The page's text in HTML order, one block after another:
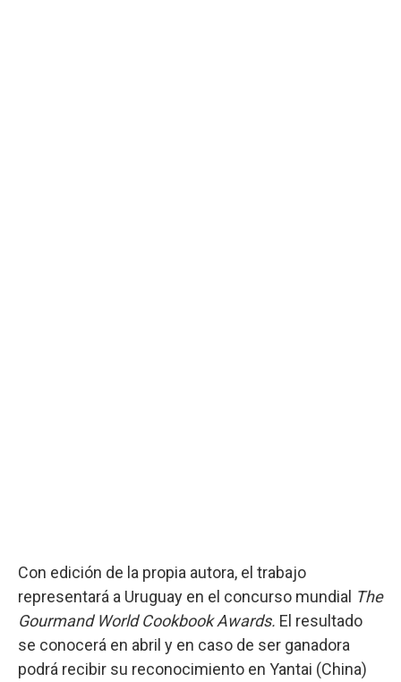
Con edición de la propia autora, el trabajo
representará a Uruguay en el concurso mundial The
Gourmand World Cookbook Awards. El resultado
se conocerá en abril y en caso de ser ganadora
podrá recibir su reconocimiento en Yantai (China)